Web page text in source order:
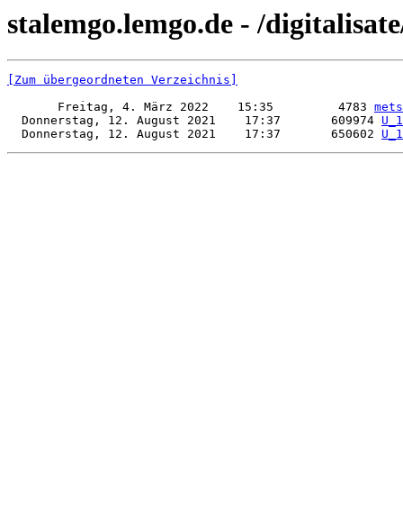
stalemgo.lemgo.de - /
[Zum übergeordneten Verzeichnis]
       Freitag, 4. März 2022    15:35         4783
  Donnerstag, 12. August 2021    17:37       609974
  Donnerstag, 12. August 2021    17:37       650602